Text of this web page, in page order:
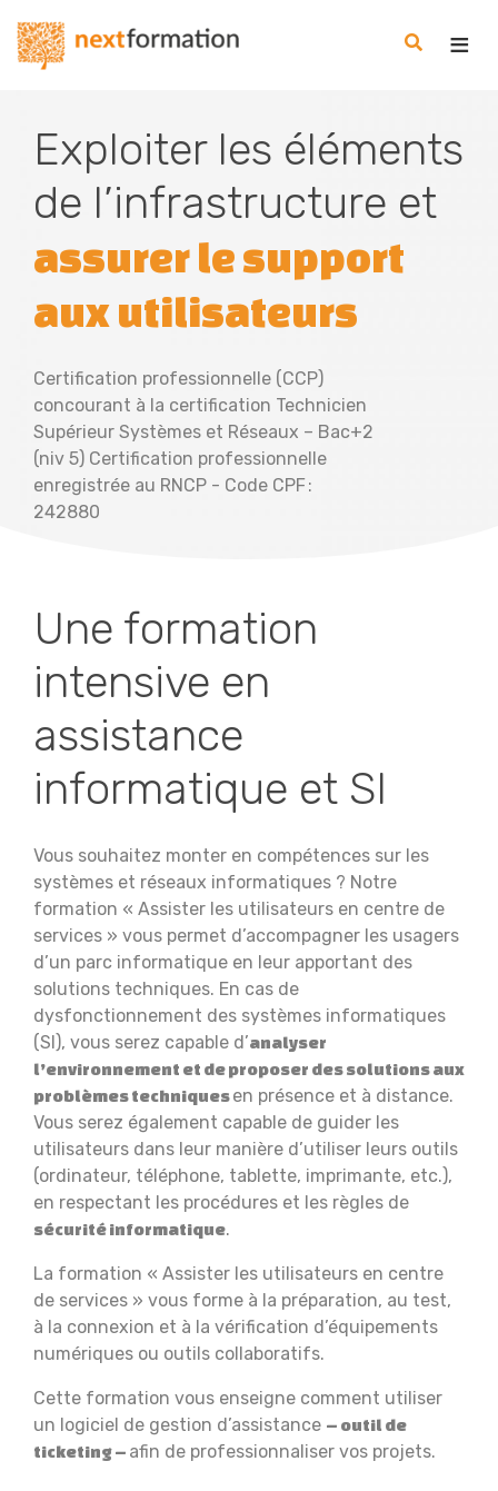
Nextformation
Exploiter les éléments
de l’infrastructure et
assurer le support
aux utilisateurs
Certification professionnelle (CCP)
concourant à la certification Technicien
Supérieur Systèmes et Réseaux – Bac+2
(niv 5) Certification professionnelle
enregistrée au RNCP - Code CPF :
242880
Une formation
intensive en
assistance
informatique et SI
Vous souhaitez monter en compétences sur les
systèmes et réseaux informatiques ? Notre
formation « Assister les utilisateurs en centre de
services » vous permet d’accompagner les usagers
d’un parc informatique en leur apportant des
solutions techniques. En cas de
dysfonctionnement des systèmes informatiques
(SI), vous serez capable d’analyser
l’environnement et de proposer des solutions aux
problèmes techniquesen présence et à distance.
Vous serez également capable de guider les
utilisateurs dans leur manière d’utiliser leurs outils
(ordinateur, téléphone, tablette, imprimante, etc.),
en respectant les procédures et les règles de
sécurité informatique.
La formation « Assister les utilisateurs en centre
de services » vous forme à la préparation, au test,
à la connexion et à la vérification d’équipements
numériques ou outils collaboratifs.
Cette formation vous enseigne comment utiliser
un logiciel de gestion d’assistance – outil de
ticketing – afin de professionnaliser vos projets.